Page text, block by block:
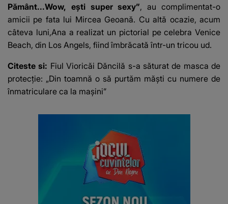
Pământ...Wow, ești super sexy”, au complimentat-o
amicii pe fata lui Mircea Geoană. Cu altă ocazie, acum
câteva luni,Ana a realizat un pictorial pe celebra Venice
Beach, din Los Angels, fiind îmbrăcată într-un tricou ud.
Citeste si: Fiul Vioricăi Dăncilă s-a săturat de masca de
protecție: „Din toamnă o să purtăm măști cu numere de
înmatriculare ca la mașini”